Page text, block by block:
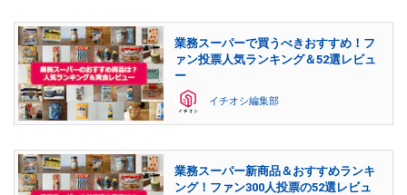
業務スーパーで買うべきおすすめ！フ
ァン投票人気ランキング＆52選レビュ
ー
イチオシ編集部
業務スーパー新商品＆おすすめランキ
ング！ファン300人投票の52選レビュ